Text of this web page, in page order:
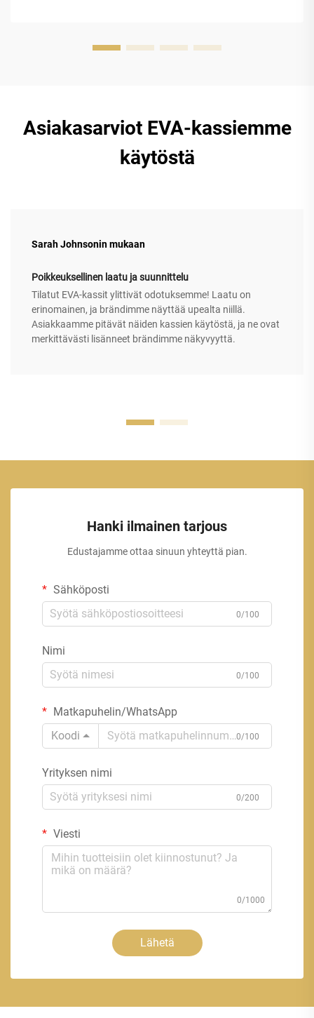
Asiakasarviot EVA-kassiemme
käytöstä
Sarah Johnsonin mukaan
Poikkeuksellinen laatu ja suunnittelu
Tilatut EVA-kassit ylittivät odotuksemme! Laatu on
erinomainen, ja brändimme näyttää upealta niillä.
Asiakkaamme pitävät näiden kassien käytöstä, ja ne ovat
merkittävästi lisänneet brändimme näkyvyyttä.
Hanki ilmainen tarjous
Edustajamme ottaa sinuun yhteyttä pian.
Sähköposti
0/100
Nimi
0/100
Matkapuhelin/WhatsApp
Koodi
0/100
Yrityksen nimi
0/200
Viesti
0/1000
Lähetä